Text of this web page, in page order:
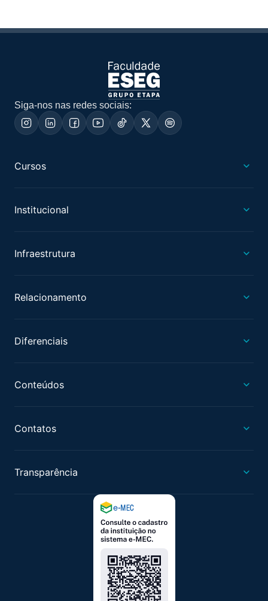
Siga-nos nas redes sociais:
Cursos
Institucional
Infraestrutura
Relacionamento
Diferenciais
Conteúdos
Contatos
Transparência